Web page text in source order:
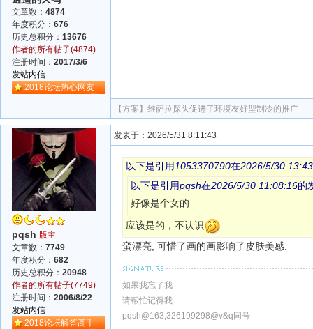
文章数： 4874
年度积分： 676
历史总积分： 13676
作者的所有帖子(4874)
注册时间： 2017/3/6
发站内信
2018论坛热心网友
【方案】 维萨拉探头促进了环境友好型制冷的推广
pqsh 版主
文章数： 7749
年度积分： 682
历史总积分： 20948
作者的所有帖子(7749)
注册时间： 2006/8/22
发站内信
2018论坛解答高手
发表于：2026/5/31 8:11:43
以下是引用 1053370790在2026/5/30
以下是引用pqsh在2026/5/30 11:08:16的
好像是个女的.
应该是的，不认识
蛮漂亮, 可惜了画的画影响了皮肤美感.
如果我忘了我
请帮忙记得我
pqsh@163,326199298@v&q同号